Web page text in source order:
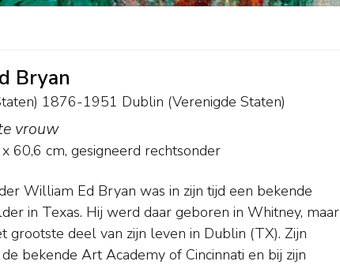
Bryan
1876-1951 Dublin (Verenigde Staten)
vrouw
x 60,6 cm, gesigneerd rechtsonder
William Ed Bryan was in zijn tijd een bekende
in Texas. Hij werd daar geboren in Whitney, maar
grootste deel van zijn leven in Dublin (TX). Zijn
bekende Art Academy of Cincinnati en bij zijn
hij ook aan de Académie Julian onder Jean Paul
periode maakte hij studiereizen naar Engeland, Italië,
1907 werd Ed Bryan aangesteld als leraar aan de
maar door zijn zwakke gezondheid moest hij die